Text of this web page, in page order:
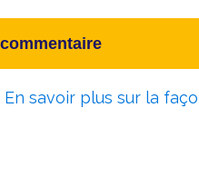
En savoir plus sur la